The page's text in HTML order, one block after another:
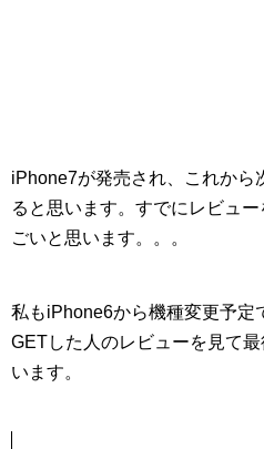
iPhone7が発売され、これから
ると思います。すでにレビュ
ごいと思います。。。
私もiPhone6から機種変更予定
GETした人のレビューを見て
います。